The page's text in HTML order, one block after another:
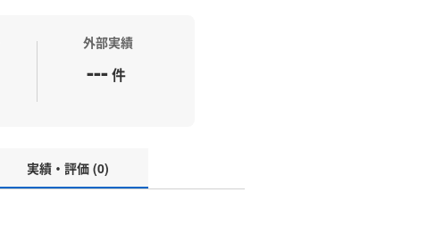
外部実績
---件
実績・評価 (0)